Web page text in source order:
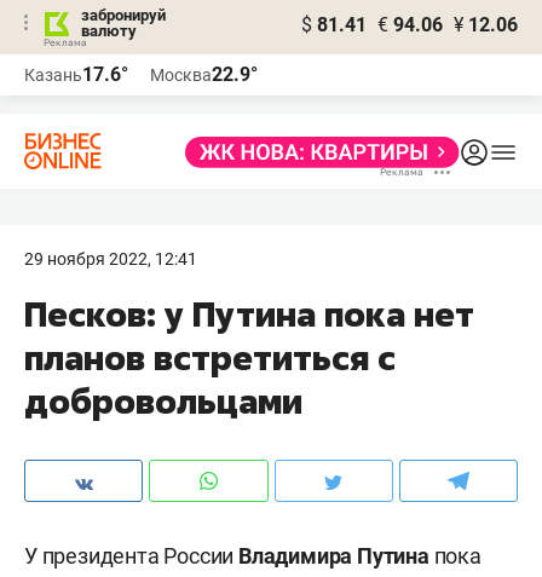
забронируй
валюту
$ 81.41 € 94.06 ¥ 12.06
Казань17.6° Москва22.9°
29 ноября 2022, 12:41
Песков: у Путина пока нет
планов встретиться с
добровольцами
У президента России Владимира Путина пока